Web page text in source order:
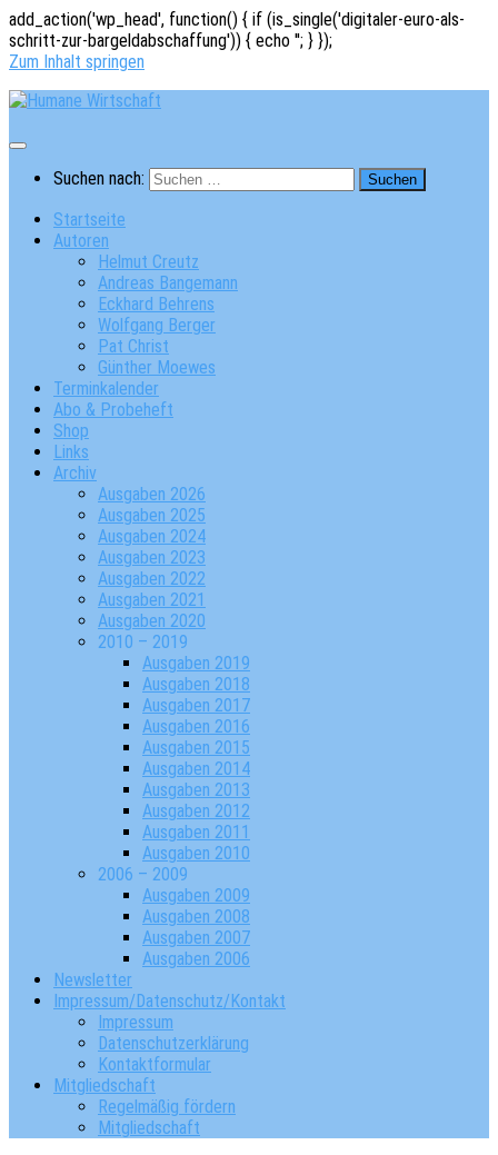
add_action('wp_head', function() { if (is_single('digitaler-euro-als-
schritt-zur-bargeldabschaffung')) { echo ''; } });
Zum Inhalt springen
Suchen nach:
Startseite
Autoren
Helmut Creutz
Andreas Bangemann
Eckhard Behrens
Wolfgang Berger
Pat Christ
Günther Moewes
Terminkalender
Abo & Probeheft
Shop
Links
Archiv
Ausgaben 2026
Ausgaben 2025
Ausgaben 2024
Ausgaben 2023
Ausgaben 2022
Ausgaben 2021
Ausgaben 2020
2010 – 2019
Ausgaben 2019
Ausgaben 2018
Ausgaben 2017
Ausgaben 2016
Ausgaben 2015
Ausgaben 2014
Ausgaben 2013
Ausgaben 2012
Ausgaben 2011
Ausgaben 2010
2006 – 2009
Ausgaben 2009
Ausgaben 2008
Ausgaben 2007
Ausgaben 2006
Newsletter
Impressum/Datenschutz/Kontakt
Impressum
Datenschutzerklärung
Kontaktformular
Mitgliedschaft
Regelmäßig fördern
Mitgliedschaft